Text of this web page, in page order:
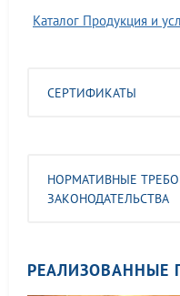
Каталог Продукция и
СЕРТИФИКАТЫ
НОРМАТИВНЫЕ
ЗАКОНОДАТЕЛЬСТВА
РЕАЛИЗОВАННЫЕ